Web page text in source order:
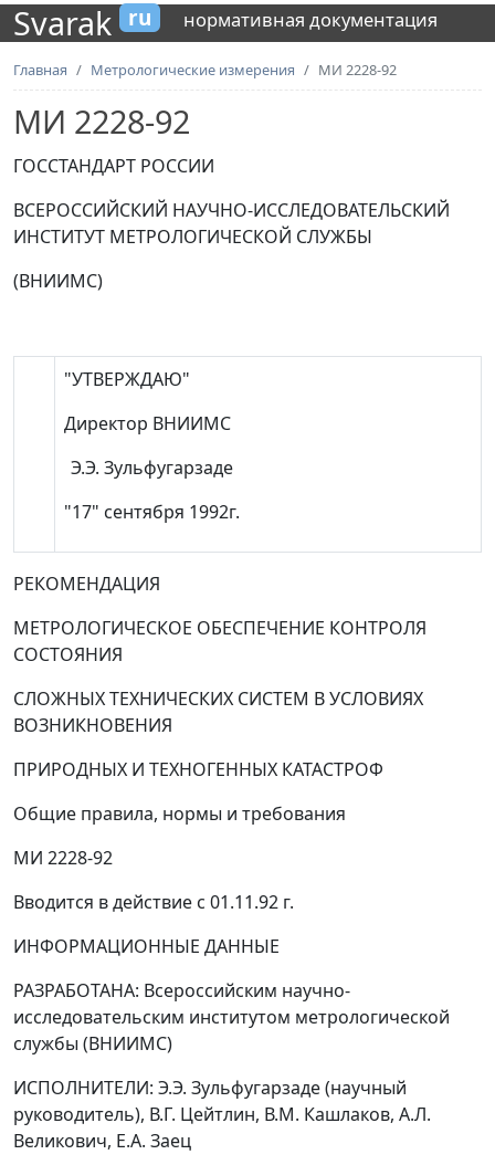
Svarak ru нормативная документация
Главная Метрологические измерения МИ 2228-92
МИ 2228-92
ГОССТАНДАРТ РОССИИ
ВСЕРОССИЙСКИЙ НАУЧНО-ИССЛЕДОВАТЕЛЬСКИЙ
ИНСТИТУТ МЕТРОЛОГИЧЕСКОЙ СЛУЖБЫ
(ВНИИМС)
"УТВЕРЖДАЮ"
Директор ВНИИМС
Э.Э. Зульфугарзаде
"17" сентября 1992г.
РЕКОМЕНДАЦИЯ
МЕТРОЛОГИЧЕСКОЕ ОБЕСПЕЧЕНИЕ КОНТРОЛЯ
СОСТОЯНИЯ
СЛОЖНЫХ ТЕХНИЧЕСКИХ СИСТЕМ В УСЛОВИЯХ
ВОЗНИКНОВЕНИЯ
ПРИРОДНЫХ И ТЕХНОГЕННЫХ КАТАСТРОФ
Общие правила, нормы и требования
МИ 2228-92
Вводится в действие с 01.11.92 г.
ИНФОРМАЦИОННЫЕ ДАННЫЕ
РАЗРАБОТАНА: Всероссийским научно-
исследовательским институтом метрологической
службы (ВНИИМС)
ИСПОЛНИТЕЛИ: Э.Э. Зульфугарзаде (научный
руководитель), В.Г. Цейтлин, В.М. Кашлаков, А.Л.
Великович, Е.А. Заец